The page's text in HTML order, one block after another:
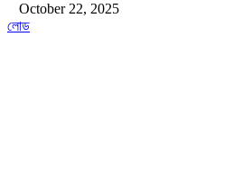
October 22, 2025
লোড